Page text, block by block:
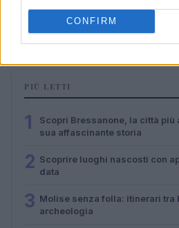
CONFIRM
archeologia
Camilla Bellini · 5 Ago 2026
PIÙ LETTI
1
Scopri Bressanone, la città
sua affascinante storia
2 Scoprire luoghi nascosti con
data
3 Molise senza folla: itinerari tra
archeologia